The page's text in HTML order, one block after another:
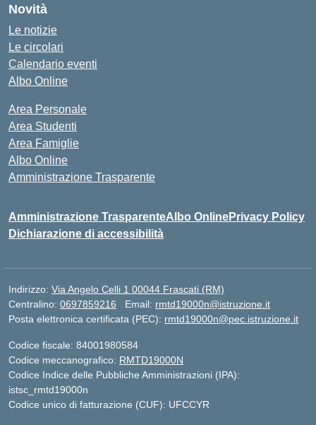
Novità
Le notizie
Le circolari
Calendario eventi
Albo Online
Area Personale
Area Studenti
Area Famiglie
Albo Online
Amministrazione Trasparente
Amministrazione TrasparenteAlbo OnlinePrivacy Policy
Dichiarazione di accessibilità
Indirizzo: Via Angelo Celli 1 00044 Frascati (RM)
Centralino: 0697859216 Email: rmtd19000n@istruzione.it
Posta elettronica certificata (PEC): rmtd19000n@pec.istruzione.it
Codice fiscale: 84001980584
Codice meccanografico: RMTD19000N
Codice Indice delle Pubbliche Amministrazioni (IPA):
istsc_rmtd19000n
Codice unico di fatturazione (CUF): UFCCYR